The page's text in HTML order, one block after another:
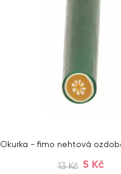
Okurka - fimo nehtová
13 Kč 5 Kč